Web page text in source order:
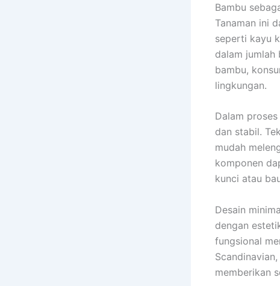
Bambu
Tanaman ini
seperti kayu
dalam jumlah
bambu,
lingkungan.
Dalam
dan stabil.
mudah
komponen
kunci atau
Desain
dengan
fungsional
memberikan